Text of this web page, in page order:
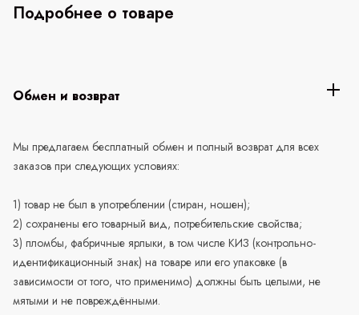
Подробнее о товаре
Обмен и возврат
Мы предлагаем бесплатный обмен и полный возврат для всех
заказов при следующих условиях:
1) товар не был в употреблении (стиран, ношен);
2) сохранены его товарный вид, потребительские свойства;
3) пломбы, фабричные ярлыки, в том числе КИЗ (контрольно-
идентификационный знак) на товаре или его упаковке (в
зависимости от того, что применимо) должны быть целыми, не
мятыми и не повреждёнными.